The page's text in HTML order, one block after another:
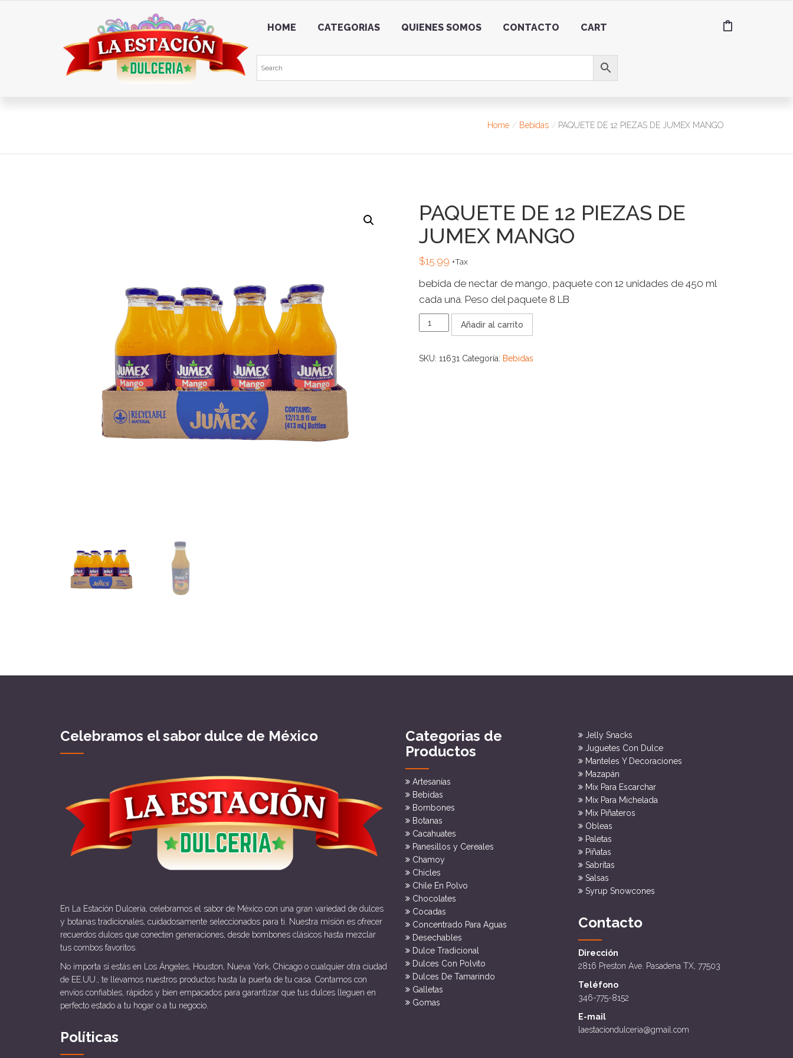
HOME CATEGORIAS QUIENES SOMOS CONTACTO CART
Home Bebidas PAQUETE DE 12 PIEZAS DE JUMEX MANGO
PAQUETE DE 12 PIEZAS DE
JUMEX MANGO
$15.99 +Tax
bebida de nectar de mango, paquete con 12 unidades de 450 ml
cada una. Peso del paquete 8 LB
PAQUETE
DE
PIEZAS
Añadir al carrito
SKU:11631 Categoría: Bebidas
Celebramos el sabor dulce de México
En La Estación Dulcería, celebramos el sabor de México con una gran variedad de dulces
y botanas tradicionales, cuidadosamente seleccionados para ti. Nuestra misión es ofrecer
recuerdos dulces que conecten generaciones, desde bombones clásicos hasta mezclar
tus combos favoritos.
No importa si estás en Los Ángeles, Houston, Nueva York, Chicago o cualquier otra ciudad
de EE.UU., te llevamos nuestros productos hasta la puerta de tu casa. Contamos con
envíos confiables, rápidos y bien empacados para garantizar que tus dulces lleguen en
perfecto estado a tu hogar o a tu negocio.
Políticas
Categorias de
Productos
Artesanías
Bebidas
Bombones
Botanas
Cacahuates
Panesillos y Cereales
Chamoy
Chicles
Chile En Polvo
Chocolates
Cocadas
Concentrado Para Aguas
Desechables
Dulce Tradicional
Dulces Con Polvito
Dulces De Tamarindo
Galletas
Gomas
Jelly Snacks
Juguetes Con Dulce
Manteles Y Decoraciones
Mazapán
Mix Para Escarchar
Mix Para Michelada
Mix Piñateros
Obleas
Paletas
Piñatas
Sabritas
Salsas
Syrup Snowcones
Contacto
Dirección
2816 Preston Ave. Pasadena TX, 77503
Teléfono
346-775-8152
E-mail
laestaciondulceria@gmail.com